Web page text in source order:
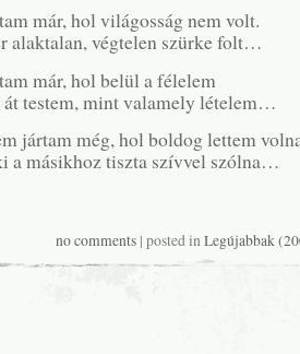
már, hol világosság nem volt.
alaktalan, végtelen szürke folt…
már, hol belül a félelem
testem, mint valamely lételem…
jártam még, hol boldog lettem
a másikhoz tiszta szívvel szólna…
no comments | posted inLegújabbak